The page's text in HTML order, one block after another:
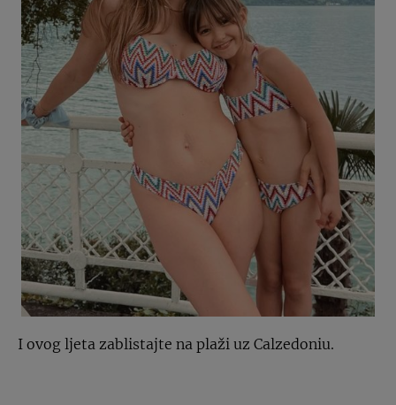
I ovog ljeta zablistajte na plaži uz Calzedoniu.